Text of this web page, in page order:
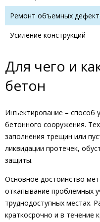
Ремонт объемных
Усиление конструкций
Для чего и
бетон
Инъектирование – способ
бетонного сооружения.
заполнения трещин или
ликвидации протечек,
защиты.
Основное достоинство
откапывание проблемных
труднодоступных местах.
краткосрочно и в течение